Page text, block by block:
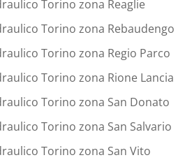
Torino zona Reaglie
Torino zona Rebaudengo
Torino zona Regio Parco
Torino zona Rione Lancia
Torino zona San Donato
Torino zona San Salvario
Torino zona San Vito